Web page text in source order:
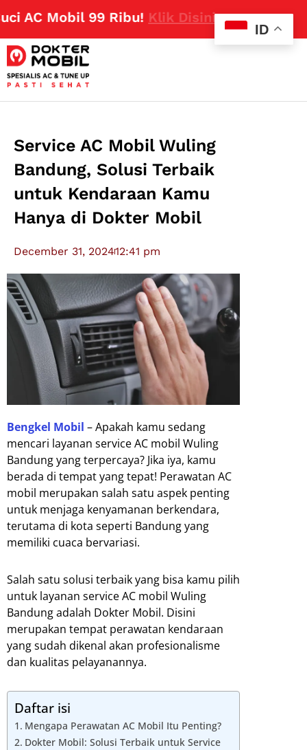
Mobil 99 Ribu!Klik Disini
Service AC Mobil Wuling
Bandung, Solusi Terbaik
untuk Kendaraan Kamu
Hanya di Dokter Mobil
December 31, 202412:41 pm
Bengkel Mobil – Apakah kamu sedang
mencari layanan service AC mobil Wuling
Bandung yang terpercaya? Jika iya, kamu
berada di tempat yang tepat! Perawatan AC
mobil merupakan salah satu aspek penting
untuk menjaga kenyamanan berkendara,
terutama di kota seperti Bandung yang
memiliki cuaca bervariasi.
Salah satu solusi terbaik yang bisa kamu pilih
untuk layanan service AC mobil Wuling
Bandung adalah Dokter Mobil. Disini
merupakan tempat perawatan kendaraan
yang sudah dikenal akan profesionalisme
dan kualitas pelayanannya.
Daftar isi
Mengapa Perawatan AC Mobil Itu Penting?
Dokter Mobil: Solusi Terbaik untuk Service
ID